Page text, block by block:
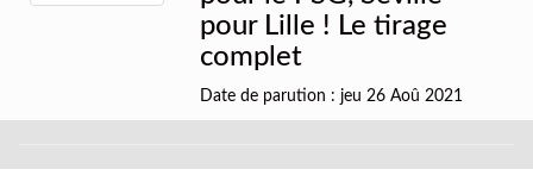
pour Lille ! Le tirage
complet
Date de parution : jeu 26 Aoû 2021